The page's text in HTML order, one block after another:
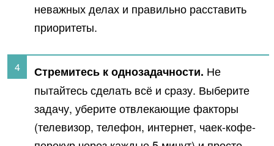
неважных делах и правильно расставить
приоритеты.
Стремитесь к однозадачности. Не
пытайтесь сделать всё и сразу. Выберите
задачу, уберите отвлекающие факторы
(телевизор, телефон, интернет, чаек-кофе-